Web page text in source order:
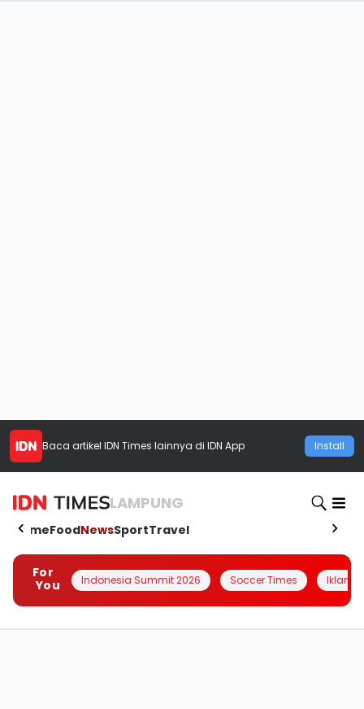
Baca artikel IDN Times lainnya di IDN App Install
LAMPUNG
HomeFoodNewsSportTravel
For
You
Indonesia Summit 2026 Soccer Times Iklanin